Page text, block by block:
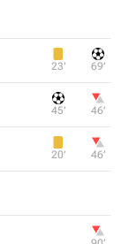
23‎’‎ 69‎’‎
45‎’‎ 46‎’‎
20‎’‎ 46‎’‎